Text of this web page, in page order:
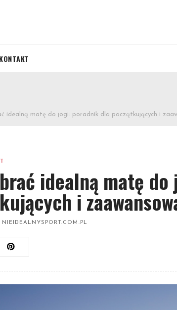
idealną matę do jogi: poradnik dla początkujących i
idealną matę
i
NIEIDEALNYSPORT.COM.PL